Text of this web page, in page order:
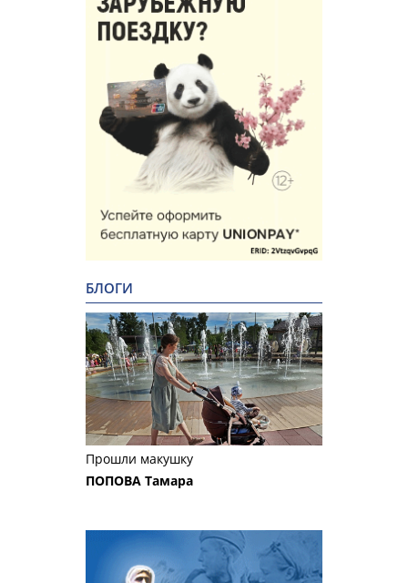
БЛОГИ
Прошли макушку
ПОПОВА Тамара